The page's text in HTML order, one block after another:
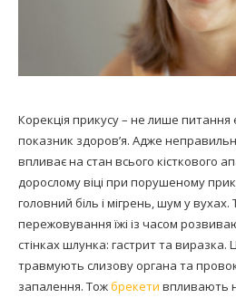
Корекція прикусу – не лише
показник здоров’я. Адже
впливає на стан всього кісткового
дорослому віці при порушеному
головний біль і мігрень, шум у
пережовування їжі із часом
стінках шлунка: гастрит та виразка.
травмують слизову органа та
запалення. Тожбрекети впливають